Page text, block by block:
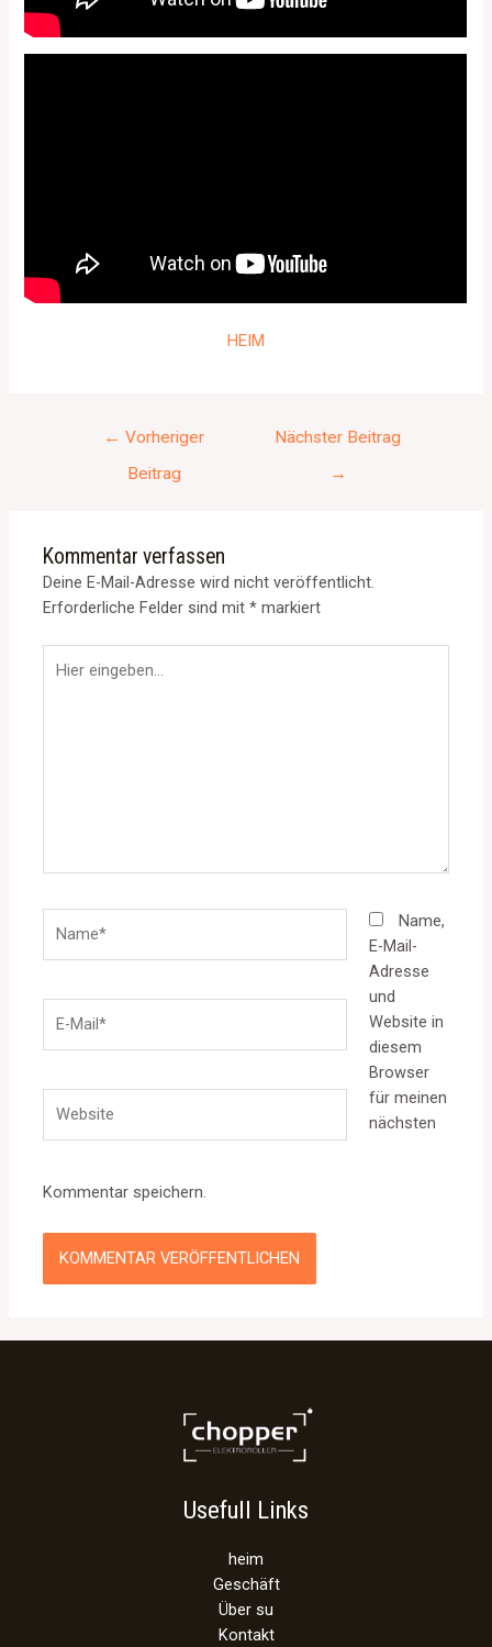
HEIM
← Vorheriger
Beitrag
Nächster Beitrag
→
Kommentar verfassen
Deine E-Mail-Adresse wird nicht veröffentlicht.
Erforderliche Felder sind mit* markiert
eingeben…
Mail*
Name,
E-Mail-
Adresse
und
Website in
diesem
Browser
für meinen
nächsten
Kommentar speichern.
Usefull Links
heim
Geschäft
Über su
Kontakt